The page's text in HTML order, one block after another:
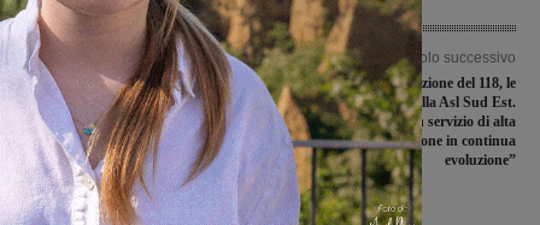
Articolo precedente
Terranuova, nuova toponomastica
per la frazione di Persignano
Articolo successivo
Trent’anni dall’istituzione del 118, le
celebrazioni nella Asl Sud Est.
Mandò: “Un servizio di alta
specializzazione in continua
evoluzione”